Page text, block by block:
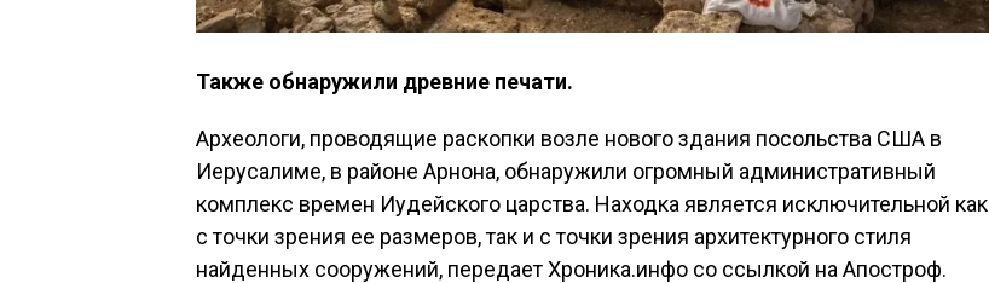
Также обнаружили древние печати.
Археологи, проводящие раскопки возле нового здания посольства США в
Иерусалиме, в районе Арнона, обнаружили огромный административный
комплекс времен Иудейского царства. Находка является исключительной как
с точки зрения ее размеров, так и с точки зрения архитектурного стиля
найденных сооружений, передает Хроника.инфо со ссылкой на Апостроф.